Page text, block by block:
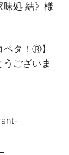
味処 結》様
タ！Ⓡ】
ございま